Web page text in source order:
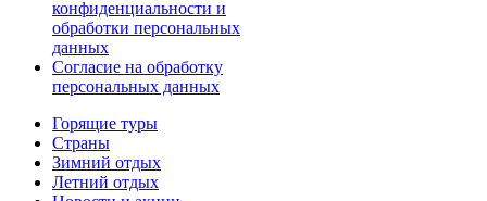
конфиденциальности и
обработки персональных
данных
Согласие на обработку
персональных данных
Горящие туры
Страны
Зимний отдых
Летний отдых